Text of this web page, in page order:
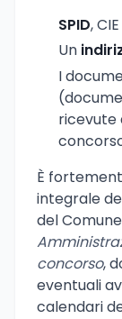
SPID,
Un
I
ricevute
È
integrale
del
concorso,
eventuali
calendari